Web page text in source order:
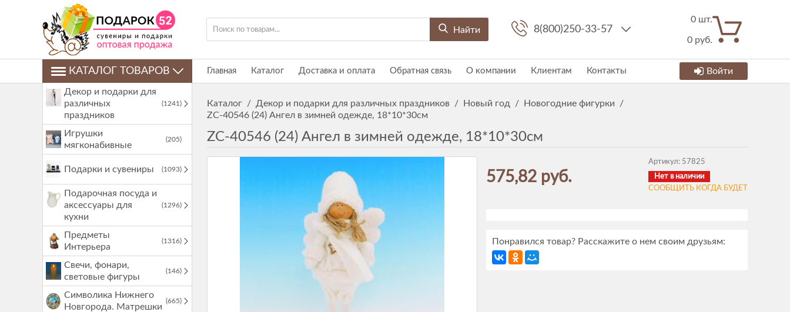
Найти 8(800)250-33-57
0 шт.
0 руб.
КАТАЛОГ ТОВАРОВ
Декор и подарки для
различных
праздников
(1241)
Игрушки
мягконабивные
(205)
Подарки и сувениры (1093)
Подарочная посуда и
аксессуары для
кухни
(1296)
Предметы
Интерьера
(1316)
Свечи, фонари,
световые фигуры
(146)
Символика Нижнего
Новгорода. Матрешки
(665)
Главная Каталог Доставка и оплата Обратная связь О компании Клиентам Контакты Войти
Каталог / Декор и подарки для различных праздников / Новый год / Новогодние фигурки
/
ZC-40546 (24) Ангел в зимней одежде, 18*10*30см
ZC-40546 (24) Ангел в зимней одежде, 18*10*30см
575,82 руб.
Артикул: 57825
Нет в наличии
СООБЩИТЬ КОГДА БУДЕТ
Понравился товар? Расскажите о нем своим друзьям: